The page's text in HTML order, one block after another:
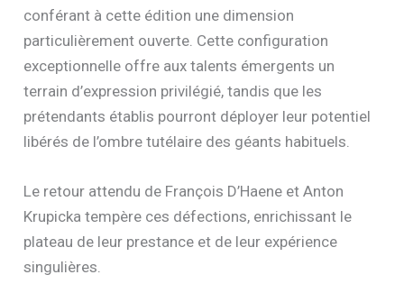
conférant à cette édition une dimension
particulièrement ouverte. Cette configuration
exceptionnelle offre aux talents émergents un
terrain d’expression privilégié, tandis que les
prétendants établis pourront déployer leur potentiel
libérés de l’ombre tutélaire des géants habituels.
Le retour attendu de François D’Haene et Anton
Krupicka tempère ces défections, enrichissant le
plateau de leur prestance et de leur expérience
singulières.